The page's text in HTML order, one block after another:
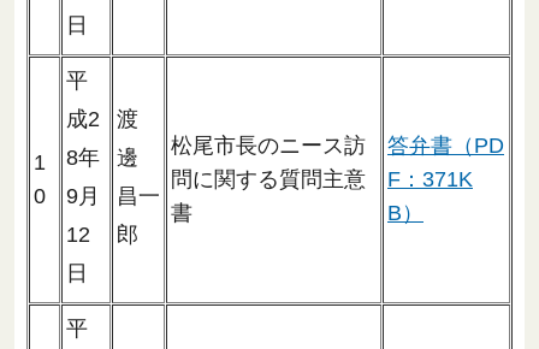
日
1
0
平
成2
8年
9月
12
日
渡
邊
昌一
郎
松尾市長のニース訪
問に関する質問主意
書
答弁書（PD
F：371K
B）
平